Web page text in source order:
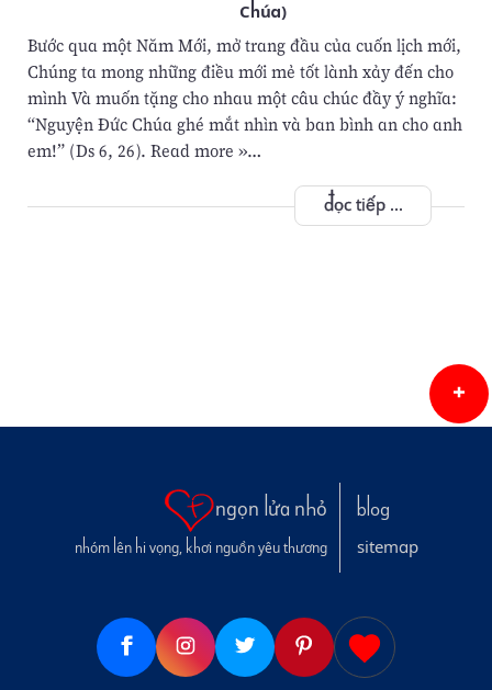
Chúa)
Bước qua một Năm Mới, mở trang đầu của cuốn lịch mới,
Chúng ta mong những điều mới mẻ tốt lành xảy đến cho
mình Và muốn tặng cho nhau một câu chúc đầy ý nghĩa:
“Nguyện Đức Chúa ghé mắt nhìn và ban bình an cho anh
em!” (Ds 6, 26). Read more »…
đọc tiếp ...
ngọn lửa nhỏ
nhóm lên hi vọng, khơi nguồn yêu thương
blog
sitemap